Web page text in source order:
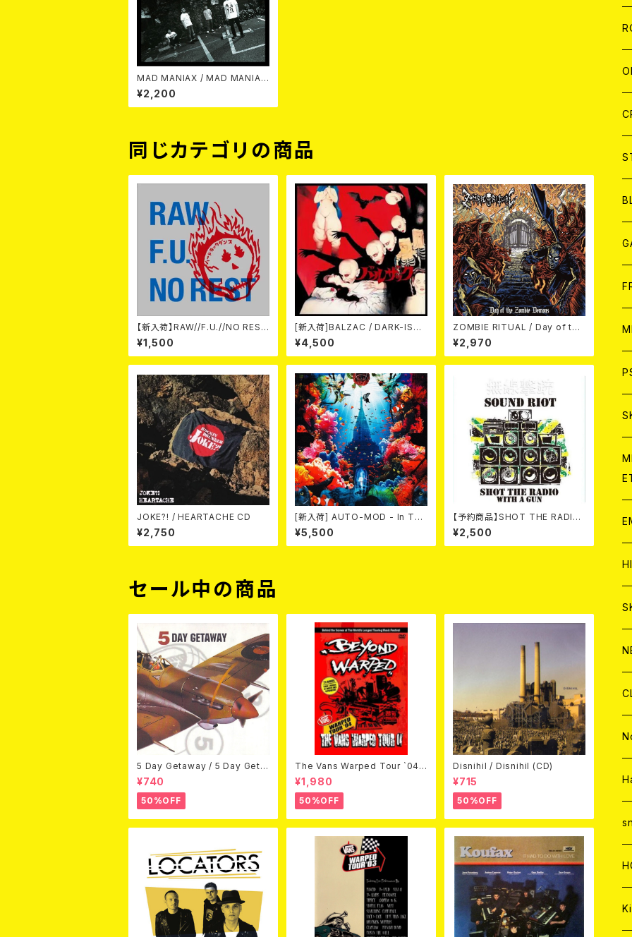
MAD MANIAX / MAD MANIAX
CD
¥2,200
同じカテゴリの商品
【新入荷】RAW//F.U.//NO REST
/ 3way split EP ハード ラック
ダンス (CD)
¥1,500
[新入荷]BALZAC / DARK-ISM
-20th Anniversary Compilati
on- (2CD)
¥4,500
ZOMBIE RITUAL / Day of the
Zombie Demons
¥2,970
JOKE?! / HEARTACHE CD
¥2,750
[新入荷] AUTO-MOD - In The
Wake Of KING AUTO-MOD
（CD+DVD/初回限定盤）
¥5,500
【予約商品】SHOT THE RADIO
WITH A GUN / SOUND RIOT
(CD)【8月８日発売】
¥2,500
セール中の商品
5 Day Getaway / 5 Day Geta
way (CDEP)
¥740
50%OFF
The Vans Warped Tour `04
Beyond Warped (国内盤DVD)
¥1,980
50%OFF
Disnihil / Disnihil (CD)
¥715
50%OFF
CD
CD
CD